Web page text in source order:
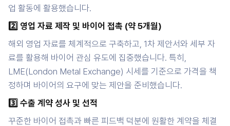
업 활동에 활용했습니다.
2️⃣ 영업 자료 제작 및 바이어 접촉 (약 5개월)
해외 영업 자료를 체계적으로 구축하고, 1차 제안서와 세부 자
료를 활용해 바이어 관심 유도에 집중했습니다. 특히,
LME(London Metal Exchange) 시세를 기준으로 가격을 책
정하며 바이어의 요구에 맞는 제안을 준비했습니다.
3️⃣ 수출 계약 성사 및 선적
꾸준한 바이어 접촉과 빠른 피드백 덕분에 원활한 계약을 체결